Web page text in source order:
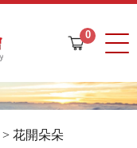
購
車
0
> 花開朵朵